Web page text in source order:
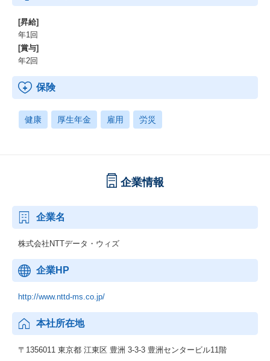
[昇給]
年1回
[賞与]
年2回
保険
健康 厚生年金 雇用 労災
企業情報
企業名
株式会社NTTデータ・ウィズ
企業HP
http://www.nttd-ms.co.jp/
本社所在地
〒1356011 東京都 江東区 豊洲 3-3-3 豊洲センタービル11階